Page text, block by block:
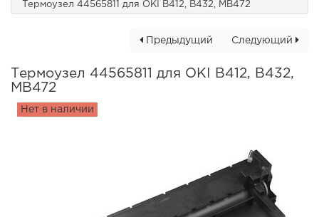
Термоузел 44565811 для OKI B412, B432, MB472
Следующий
Предыдущий
Термоузел 44565811 для OKI B412, B432,
MB472
Нет в наличии